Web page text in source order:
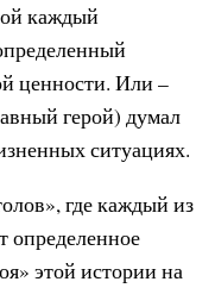
каждый
ценности. Или –
герой) думал
ситуациях.
где каждый из
определенное
этой истории на